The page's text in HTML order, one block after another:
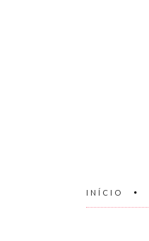
INÍCIO